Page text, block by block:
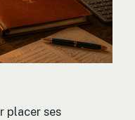
placer ses